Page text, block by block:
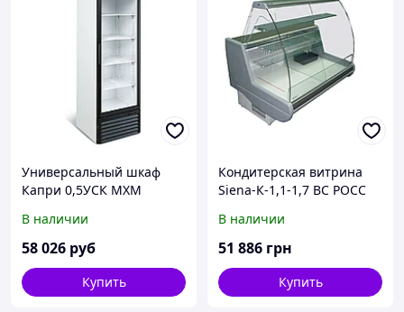
Универсальный шкаф
Капри 0,5УСК МХМ
В наличии
58 026 руб
Купить
Кондитерская витрина
Siena-К-1,1-1,7 ВС РОСС
В наличии
51 886 грн
Купить